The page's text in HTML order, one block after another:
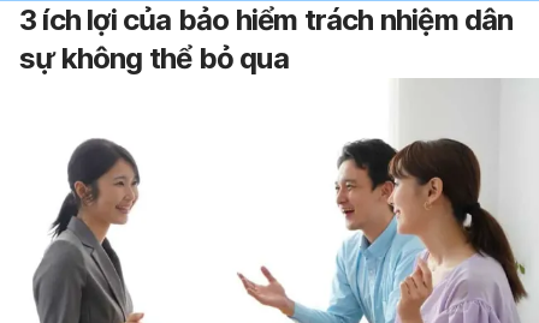
3 ích lợi của bảo hiểm trách nhiệm dân
sự không thể bỏ qua